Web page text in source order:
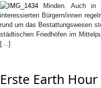
Minden. Auch in
interessierten Bürgern/innen
rund um das Bestattungswesen
städtischen Friedhöfen im
[…]
Erste Earth